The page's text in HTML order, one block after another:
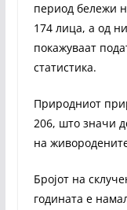
период бележи
174 лица, а од
покажуваат
статистика.
Природниот
206, што значи
на
Бројот на
годината е